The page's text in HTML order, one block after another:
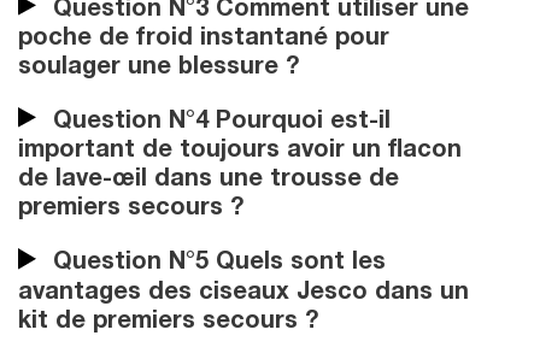
Question N°3 Comment utiliser une
poche de froid instantané pour
soulager une blessure ?
Question N°4 Pourquoi est-il
important de toujours avoir un flacon
de lave-œil dans une trousse de
premiers secours ?
Question N°5 Quels sont les
avantages des ciseaux Jesco dans un
kit de premiers secours ?